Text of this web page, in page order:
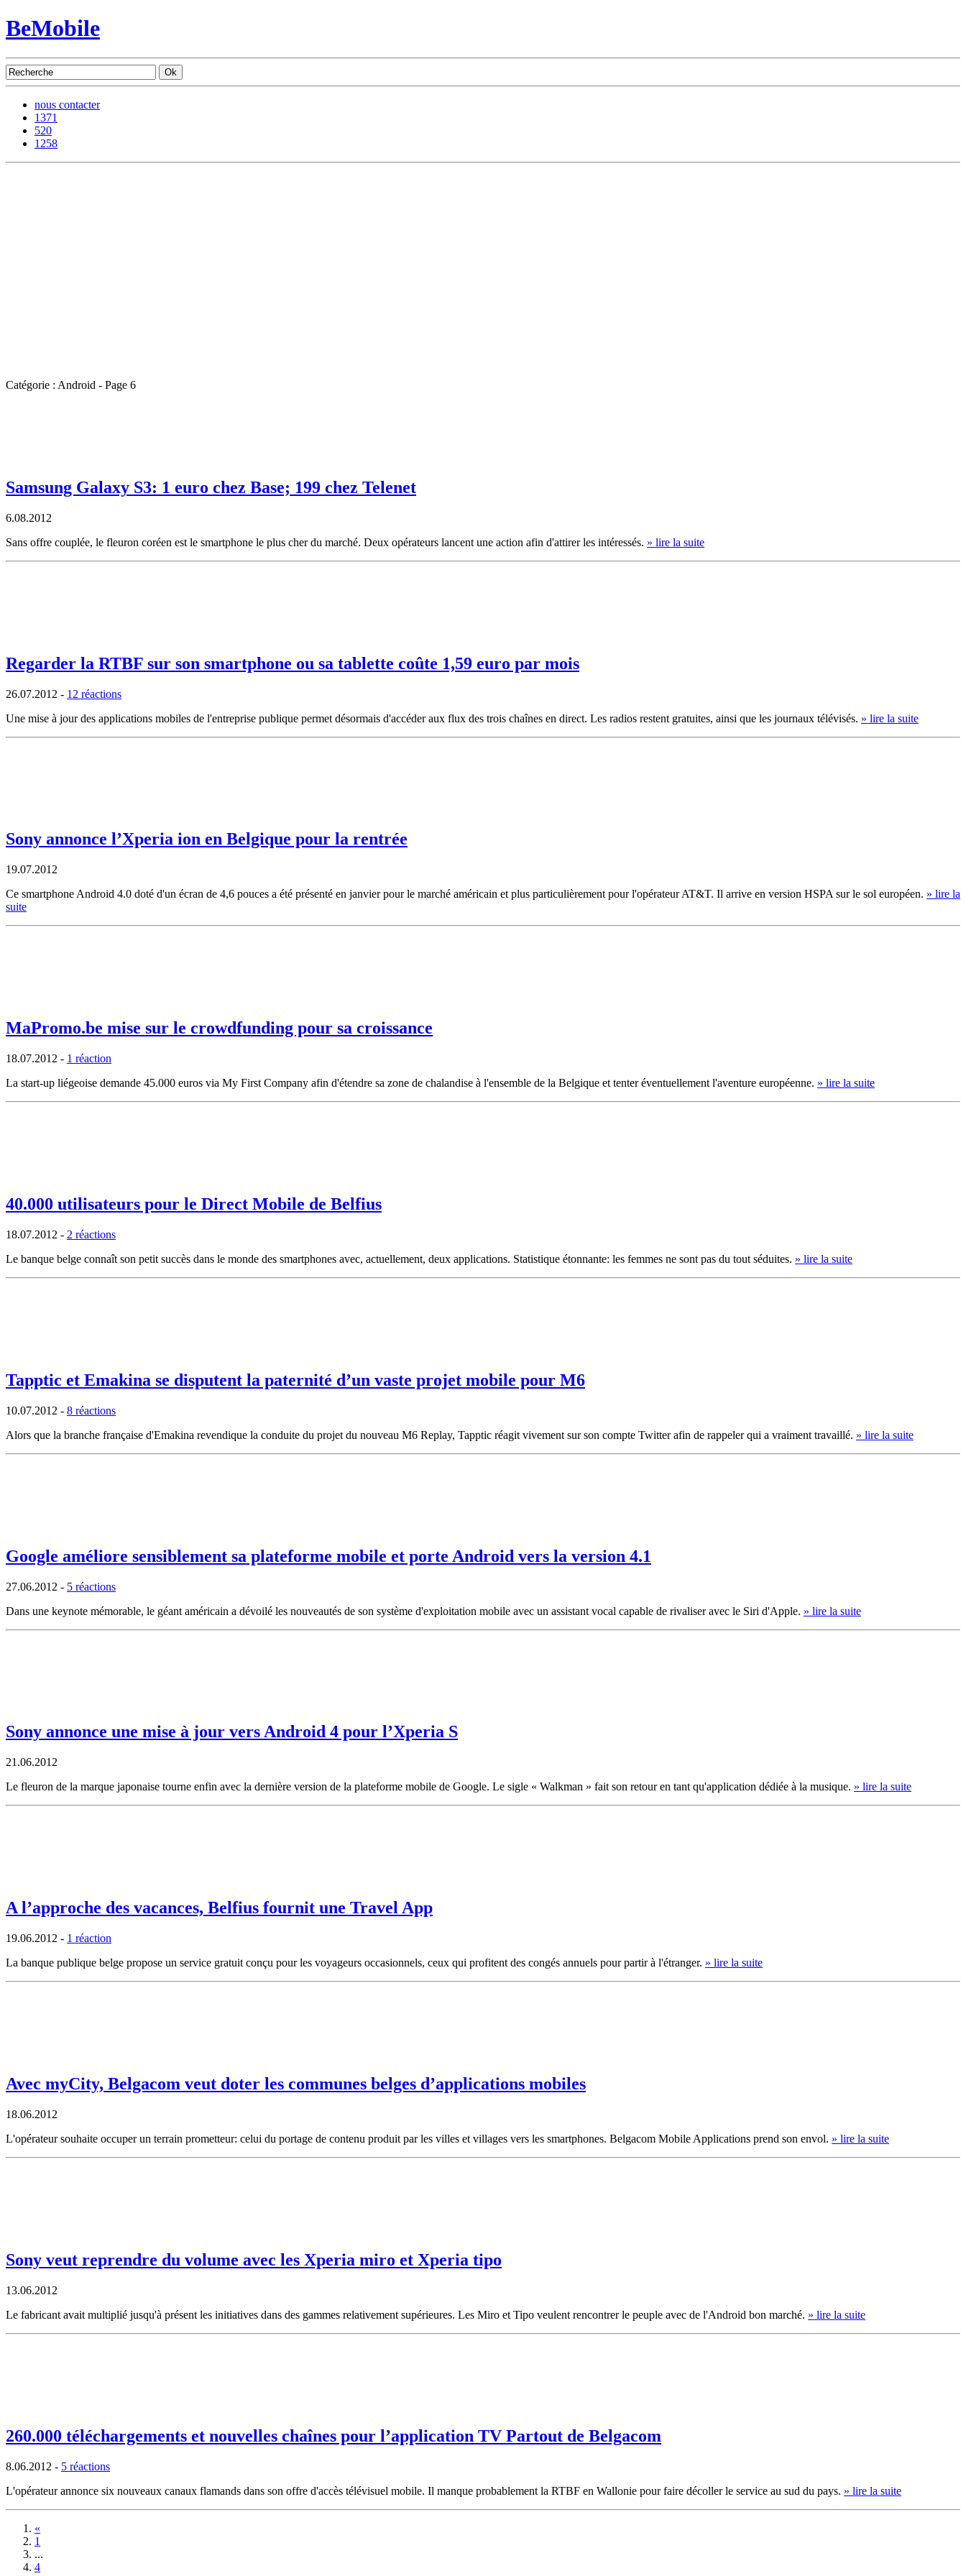
BeMobile
nous contacter
1371
520
1258
Catégorie : Android - Page 6
Samsung Galaxy S3: 1 euro chez Base; 199 chez Telenet
6.08.2012
Sans offre couplée, le fleuron coréen est le smartphone le plus cher du marché. Deux opérateurs lancent une action afin d'attirer les intéressés. » lire la suite
Regarder la RTBF sur son smartphone ou sa tablette coûte 1,59 euro par mois
26.07.2012 - 12 réactions
Une mise à jour des applications mobiles de l'entreprise publique permet désormais d'accéder aux flux des trois chaînes en direct. Les radios restent gratuites, ainsi que les journaux télévisés. » lire la suite
Sony annonce l’Xperia ion en Belgique pour la rentrée
19.07.2012
Ce smartphone Android 4.0 doté d'un écran de 4,6 pouces a été présenté en janvier pour le marché américain et plus particulièrement pour l'opérateur AT&T. Il arrive en version HSPA sur le sol européen. » lire la
suite
MaPromo.be mise sur le crowdfunding pour sa croissance
18.07.2012 - 1 réaction
La start-up liégeoise demande 45.000 euros via My First Company afin d'étendre sa zone de chalandise à l'ensemble de la Belgique et tenter éventuellement l'aventure européenne. » lire la suite
40.000 utilisateurs pour le Direct Mobile de Belfius
18.07.2012 - 2 réactions
Le banque belge connaît son petit succès dans le monde des smartphones avec, actuellement, deux applications. Statistique étonnante: les femmes ne sont pas du tout séduites. » lire la suite
Tapptic et Emakina se disputent la paternité d’un vaste projet mobile pour M6
10.07.2012 - 8 réactions
Alors que la branche française d'Emakina revendique la conduite du projet du nouveau M6 Replay, Tapptic réagit vivement sur son compte Twitter afin de rappeler qui a vraiment travaillé. » lire la suite
Google améliore sensiblement sa plateforme mobile et porte Android vers la version 4.1
27.06.2012 - 5 réactions
Dans une keynote mémorable, le géant américain a dévoilé les nouveautés de son système d'exploitation mobile avec un assistant vocal capable de rivaliser avec le Siri d'Apple. » lire la suite
Sony annonce une mise à jour vers Android 4 pour l’Xperia S
21.06.2012
Le fleuron de la marque japonaise tourne enfin avec la dernière version de la plateforme mobile de Google. Le sigle « Walkman » fait son retour en tant qu'application dédiée à la musique. » lire la suite
A l’approche des vacances, Belfius fournit une Travel App
19.06.2012 - 1 réaction
La banque publique belge propose un service gratuit conçu pour les voyageurs occasionnels, ceux qui profitent des congés annuels pour partir à l'étranger. » lire la suite
Avec myCity, Belgacom veut doter les communes belges d’applications mobiles
18.06.2012
L'opérateur souhaite occuper un terrain prometteur: celui du portage de contenu produit par les villes et villages vers les smartphones. Belgacom Mobile Applications prend son envol. » lire la suite
Sony veut reprendre du volume avec les Xperia miro et Xperia tipo
13.06.2012
Le fabricant avait multiplié jusqu'à présent les initiatives dans des gammes relativement supérieures. Les Miro et Tipo veulent rencontrer le peuple avec de l'Android bon marché. » lire la suite
260.000 téléchargements et nouvelles chaînes pour l’application TV Partout de Belgacom
8.06.2012 - 5 réactions
L'opérateur annonce six nouveaux canaux flamands dans son offre d'accès télévisuel mobile. Il manque probablement la RTBF en Wallonie pour faire décoller le service au sud du pays. » lire la suite
«
1
...
4